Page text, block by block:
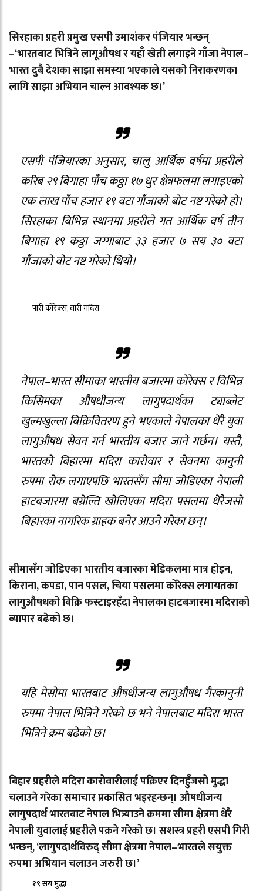
सिरहाका प्रहरी प्रमुख एसपी उमाशंकर पंजियार भन्छन्
–‘भारतबाट भित्रिने लागूऔषध र यहाँ खेती लगाइने गाँजा नेपाल–
भारत दुबै देशका साझा समस्या भएकाले यसको निराकरणका
लागि साझा अभियान चाल्न आवश्यक छ।’
एसपी पंजियारका अनुसार, चालु आर्थिक वर्षमा प्रहरीले
करिब २९ बिगाहा पाँच कठ्ठा १७ धुर क्षेत्रफलमा लगाइएको
एक लाख पाँच हजार १९ वटा गाँजाको बोट नष्ट गरेको हो।
सिरहाका बिभिन्न स्थानमा प्रहरीले गत आर्थिक वर्ष तीन
बिगाहा १९ कठ्ठा जग्गाबाट ३३ हजार ७ सय ३० वटा
गाँजाको वोट नष्ट गरेको थियो।
पारी कोरेक्स, वारी मदिरा
नेपाल–भारत सीमाका भारतीय बजारमा कोरेक्स र विभिन्न
किसिमका औषधीजन्य लागुपदार्थका ट्याब्लेट
खुल्मखुल्ला बिक्रिवितरण हुने भएकाले नेपालका धेरै युवा
लागुऔषध सेवन गर्न भारतीय बजार जाने गर्छन। यस्तै,
भारतको बिहारमा मदिरा कारोवार र सेवनमा कानुनी
रुपमा रोक लगाएपछि भारतसँग सीमा जोडिएका नेपाली
हाटबजारमा बग्रेल्ति खोलिएका मदिरा पसलमा धेरैजसो
बिहारका नागरिक ग्राहक बनेर आउने गरेका छन्।
सीमासँग जोडिएका भारतीय बजारका मेडिकलमा मात्र होइन,
किराना, कपडा, पान पसल, चिया पसलमा कोरेक्स लगायतका
लागुऔषधको बिक्रि फस्टाइरहँदा नेपालका हाटबजारमा मदिराको
ब्यापार बढेको छ।
यहि मेसोमा भारतबाट औषधीजन्य लागुऔषध गैरकानुनी
रुपमा नेपाल भित्रिने गरेको छ भने नेपालबाट मदिरा भारत
भित्रिने क्रम बढेको छ।
बिहार प्रहरीले मदिरा कारोवारीलाई पक्रिएर दिनहुँजसो मुद्धा
चलाउने गरेका समाचार प्रकासित भइरहन्छन्। औषधीजन्य
लागुपदार्थ भारतबाट नेपाल भित्र्याउने क्रममा सीमा क्षेत्रमा धेरै
नेपाली युवालाई प्रहरीले पक्रने गरेको छ। सशस्त्र प्रहरी एसपी गिरी
भन्छन्, ‘लागुपदार्थविरुद् सीमा क्षेत्रमा नेपाल–भारतले सयुक्त
रुपमा अभियान चलाउन जरुरी छ।’
१९ सय मुद्धा